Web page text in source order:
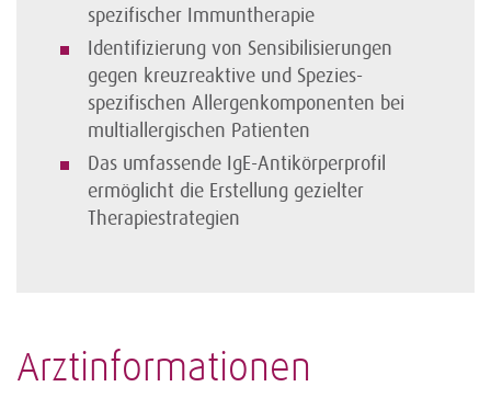
spezifischer Immuntherapie
Identifizierung von Sensibilisierungen
gegen kreuzreaktive und Spezies-
spezifischen Allergenkomponenten bei
multiallergischen Patienten
Das umfassende IgE-Antikörperprofil
ermöglicht die Erstellung gezielter
Therapiestrategien
Arztinformationen